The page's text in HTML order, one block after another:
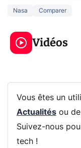
Nasa Comparer
Vidéos
3 écrans
319€ ?
CQ32G4ZA
Vous êtes un
Actualitésou de
Suivez-nous
tech !